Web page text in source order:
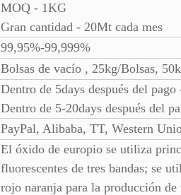
MOQ - 1KG
Gran cantidad - 20Mt cada mes
99,95%-99,999%
Bolsas de vacío , 25kg/Bolsas,
Dentro de 5days después del pago
Dentro de 5-20days después del
PayPal, Alibaba, TT, Western
El óxido de europio se utiliza
fluorescentes de tres bandas; se
rojo naranja para la producción